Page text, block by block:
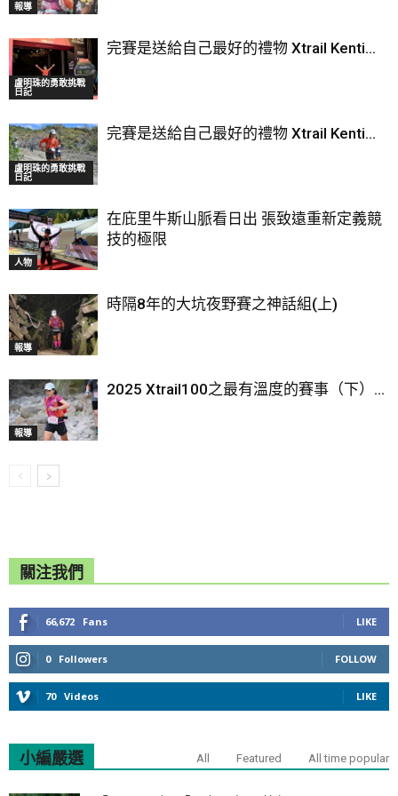
報導
盧明珠的勇敢挑戰
日記
完賽是送給自己最好的禮物 Xtrail Kenti...
盧明珠的勇敢挑戰
日記
完賽是送給自己最好的禮物 Xtrail Kenti...
人物
在庇里牛斯山脈看日出 張致遠重新定義競
技的極限
報導
時隔8年的大坑夜野賽之神話組(上)
報導
2025 Xtrail100之最有溫度的賽事（下）...
關注我們
66,672 Fans LIKE
0 Followers FOLLOW
70 Videos LIKE
小編嚴選 All Featured All time popular